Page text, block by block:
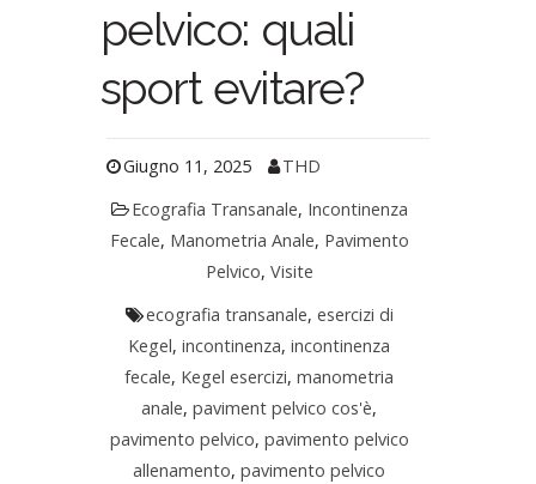
pelvico: quali
sport evitare?
Giugno 11, 2025
THD
Ecografia Transanale, Incontinenza
Fecale, Manometria Anale, Pavimento
Pelvico, Visite
ecografia transanale, esercizi di
Kegel,incontinenza,incontinenza
fecale, Kegel esercizi,manometria
anale,paviment pelvico cos'è,
pavimento pelvico, pavimento pelvico
allenamento,pavimento pelvico